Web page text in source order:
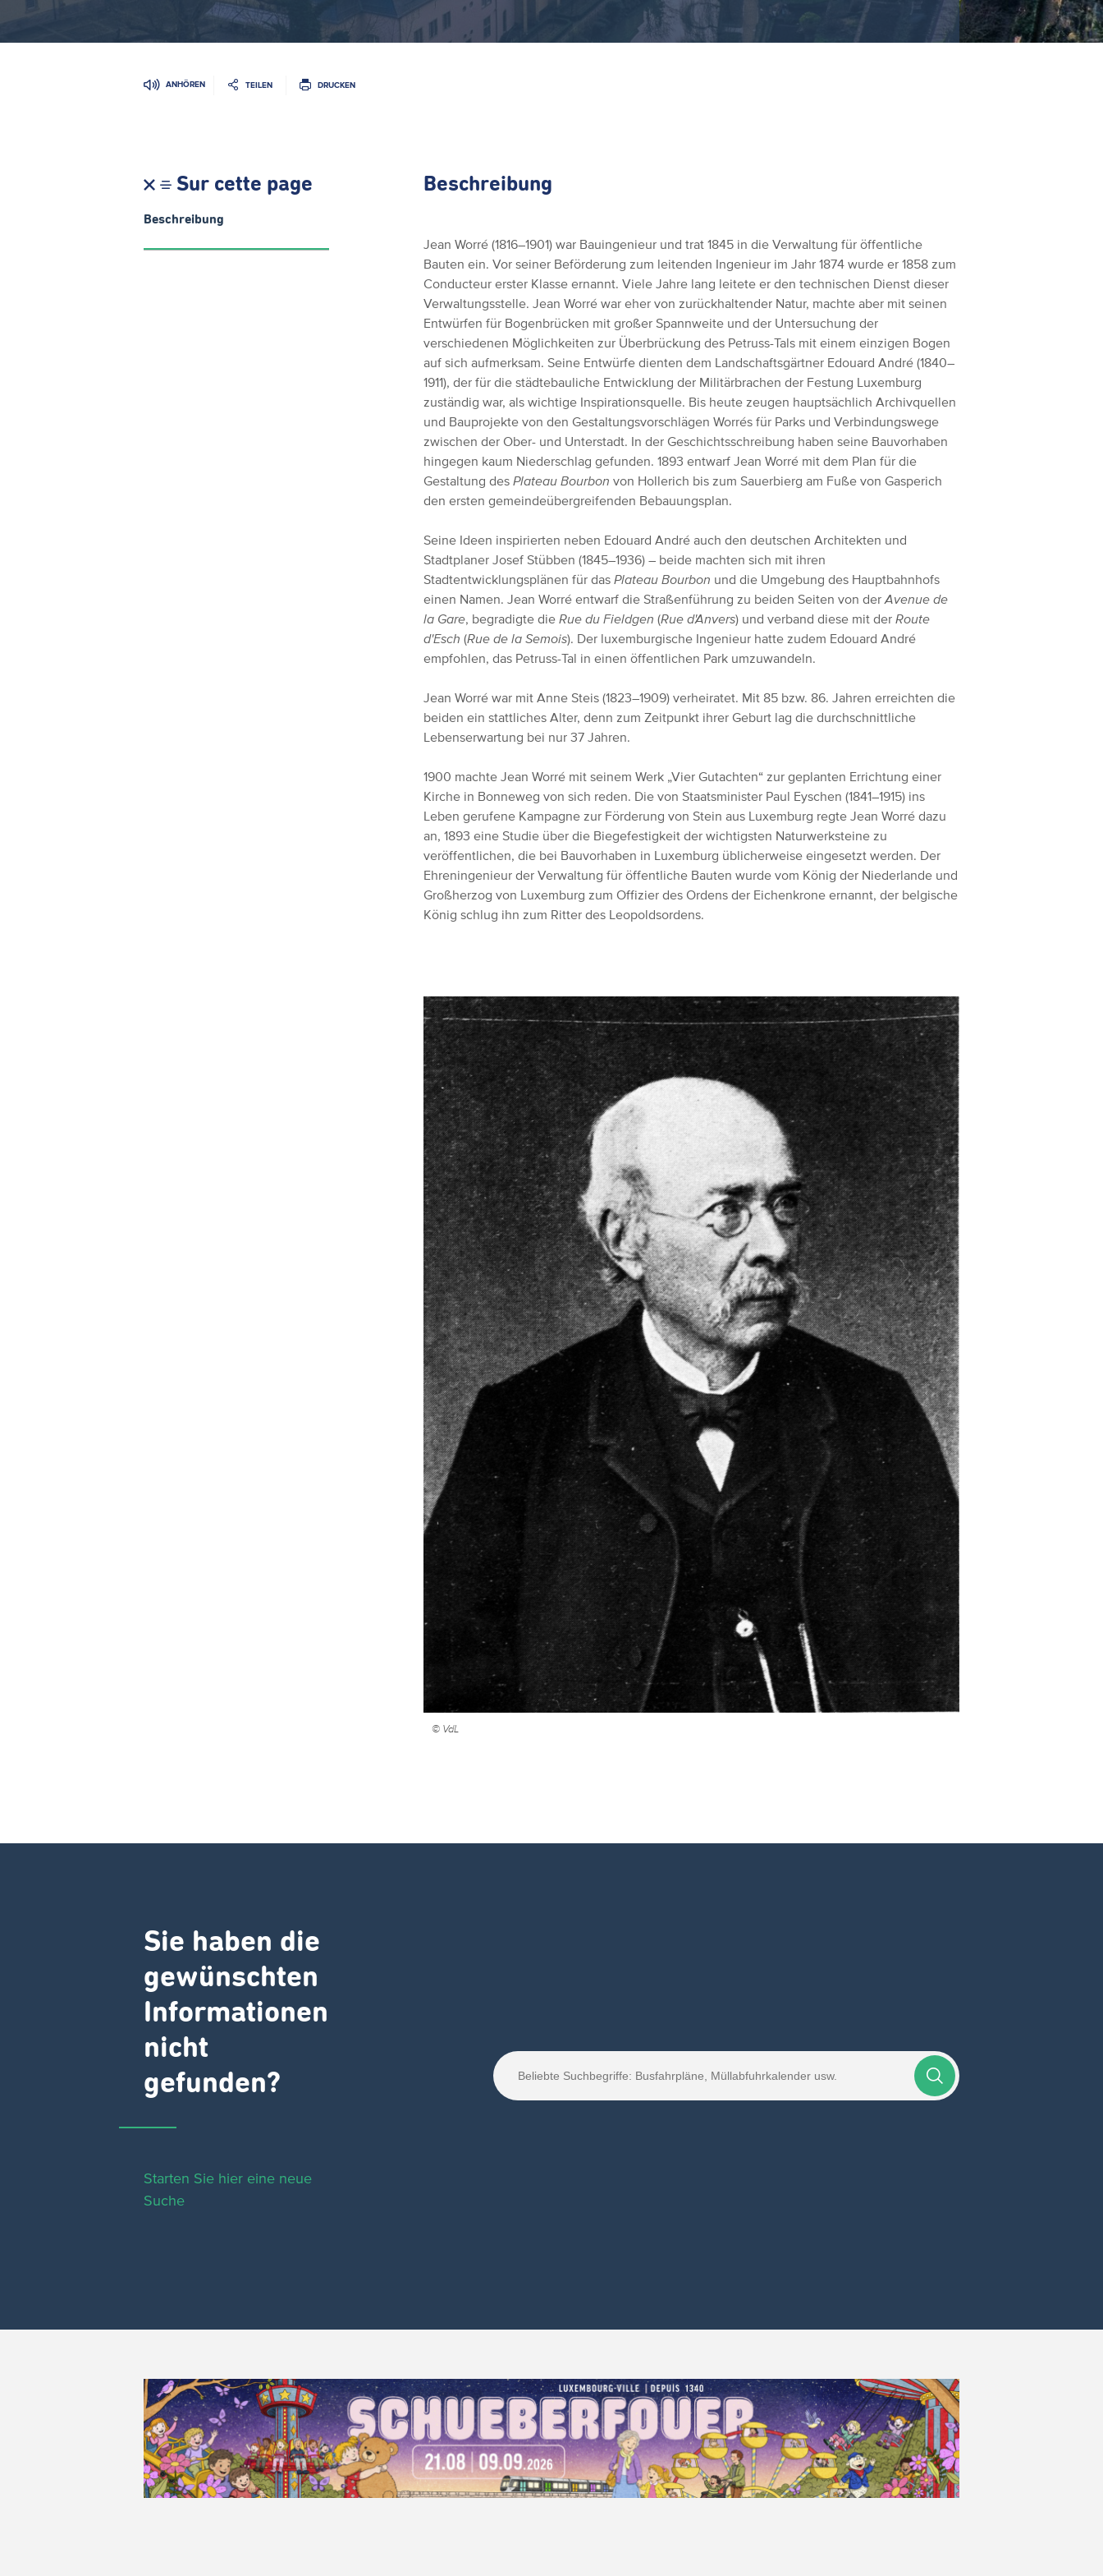
ANHÖREN TEILEN DRUCKEN
Sur cette page
Beschreibung
Beschreibung
Jean Worré (1816–1901) war Bauingenieur und trat 1845 in die Verwaltung für öffentliche
Bauten ein. Vor seiner Beförderung zum leitenden Ingenieur im Jahr 1874 wurde er 1858 zum
Conducteur erster Klasse ernannt. Viele Jahre lang leitete er den technischen Dienst dieser
Verwaltungsstelle. Jean Worré war eher von zurückhaltender Natur, machte aber mit seinen
Entwürfen für Bogenbrücken mit großer Spannweite und der Untersuchung der
verschiedenen Möglichkeiten zur Überbrückung des Petruss-Tals mit einem einzigen Bogen
auf sich aufmerksam. Seine Entwürfe dienten dem Landschaftsgärtner Edouard André (1840–
1911), der für die städtebauliche Entwicklung der Militärbrachen der Festung Luxemburg
zuständig war, als wichtige Inspirationsquelle. Bis heute zeugen hauptsächlich Archivquellen
und Bauprojekte von den Gestaltungsvorschlägen Worrés für Parks und Verbindungswege
zwischen der Ober- und Unterstadt. In der Geschichtsschreibung haben seine Bauvorhaben
hingegen kaum Niederschlag gefunden. 1893 entwarf Jean Worré mit dem Plan für die
Gestaltung desPlateau Bourbon von Hollerich bis zum Sauerbierg am Fuße von Gasperich
den ersten gemeindeübergreifenden Bebauungsplan.
Seine Ideen inspirierten neben Edouard André auch den deutschen Architekten und
Stadtplaner Josef Stübben (1845–1936) – beide machten sich mit ihren
Stadtentwicklungsplänen für dasPlateau Bourbon und die Umgebung des Hauptbahnhofs
einen Namen. Jean Worré entwarf die Straßenführung zu beiden Seiten von derAvenue de
la Gare, begradigte dieRue du Fieldgen (Rue d'Anvers) und verband diese mit derRoute
d'Esch (Rue de la Semois). Der luxemburgische Ingenieur hatte zudem Edouard André
empfohlen, das Petruss-Tal in einen öffentlichen Park umzuwandeln.
Jean Worré war mit Anne Steis (1823–1909) verheiratet. Mit 85 bzw. 86. Jahren erreichten die
beiden ein stattliches Alter, denn zum Zeitpunkt ihrer Geburt lag die durchschnittliche
Lebenserwartung bei nur 37 Jahren.
1900 machte Jean Worré mit seinem Werk „Vier Gutachten“ zur geplanten Errichtung einer
Kirche in Bonneweg von sich reden. Die von Staatsminister Paul Eyschen (1841–1915) ins
Leben gerufene Kampagne zur Förderung von Stein aus Luxemburg regte Jean Worré dazu
an, 1893 eine Studie über die Biegefestigkeit der wichtigsten Naturwerksteine zu
veröffentlichen, die bei Bauvorhaben in Luxemburg üblicherweise eingesetzt werden. Der
Ehreningenieur der Verwaltung für öffentliche Bauten wurde vom König der Niederlande und
Großherzog von Luxemburg zum Offizier des Ordens der Eichenkrone ernannt, der belgische
König schlug ihn zum Ritter des Leopoldsordens.
© VdL
Sie haben die
gewünschten
Informationen
nicht
gefunden?
Starten Sie hier eine neue
Suche